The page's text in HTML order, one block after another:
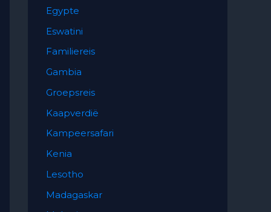
Egypte
Eswatini
Familiereis
Gambia
Groepsreis
Kaapverdië
Kampeersafari
Kenia
Lesotho
Madagaskar